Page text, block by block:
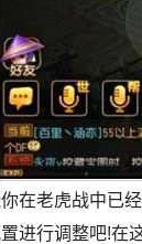
在老虎战中已
进行调整吧!在